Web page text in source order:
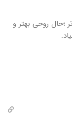
؛حال روحی بهتر و